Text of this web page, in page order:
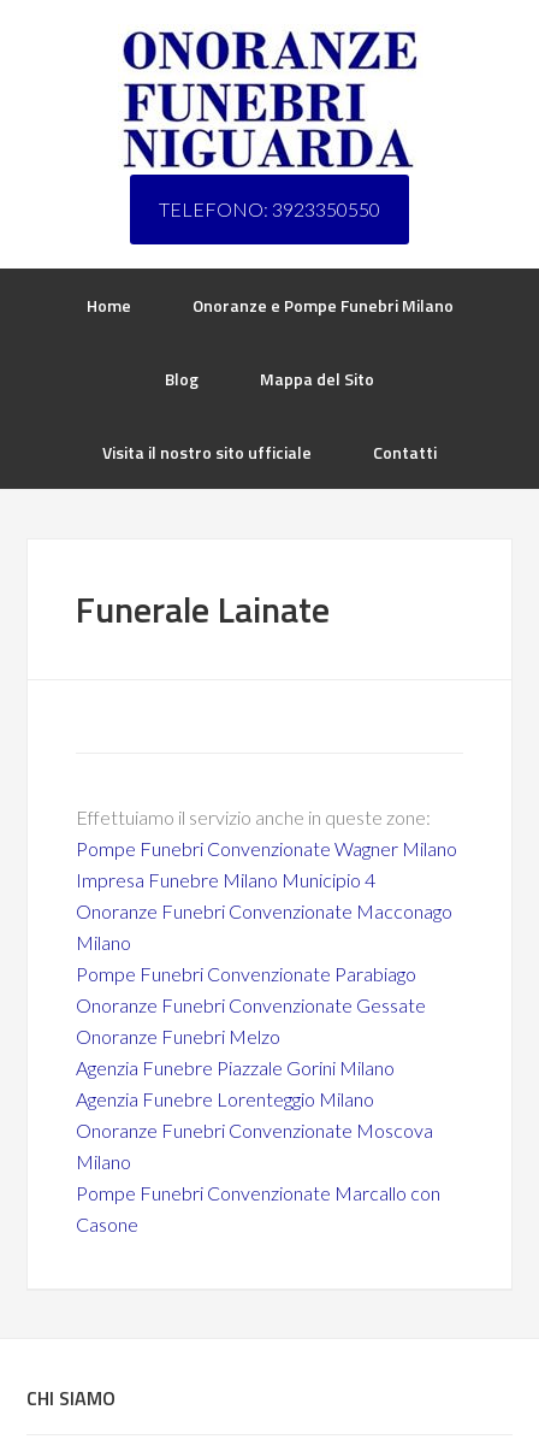
TELEFONO: 3923350550
Home Onoranze e Pompe Funebri Milano
Blog Mappa del Sito
Visita il nostro sito ufficiale Contatti
Funerale Lainate
Effettuiamo il servizio anche in queste zone:
Pompe Funebri Convenzionate Wagner Milano
Impresa Funebre Milano Municipio 4
Onoranze Funebri Convenzionate Macconago
Milano
Pompe Funebri Convenzionate Parabiago
Onoranze Funebri Convenzionate Gessate
Onoranze Funebri Melzo
Agenzia Funebre Piazzale Gorini Milano
Agenzia Funebre Lorenteggio Milano
Onoranze Funebri Convenzionate Moscova
Milano
Pompe Funebri Convenzionate Marcallo con
Casone
CHI SIAMO